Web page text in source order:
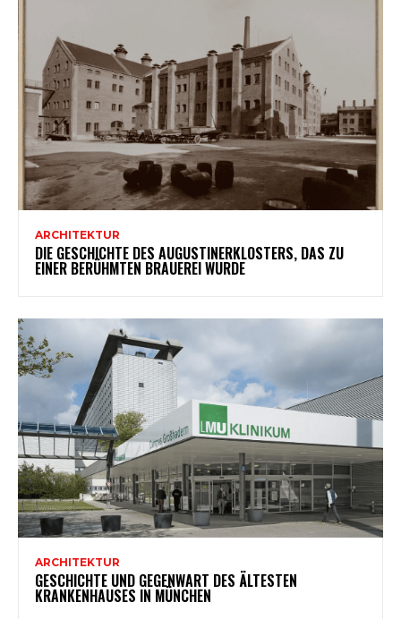
ARCHITEKTUR
DIE GESCHICHTE DES AUGUSTINERKLOSTERS, DAS ZU
EINER BERÜHMTEN BRAUEREI WURDE
ARCHITEKTUR
GESCHICHTE UND GEGENWART DES ÄLTESTEN
KRANKENHAUSES IN MÜNCHEN